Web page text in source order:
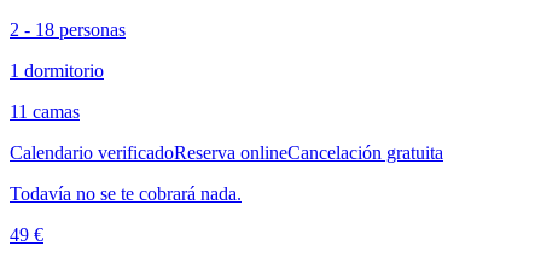
2 - 18 personas
1 dormitorio
11 camas
Calendario verificadoReserva onlineCancelación gratuita
Todavía no se te cobrará nada.
49 €